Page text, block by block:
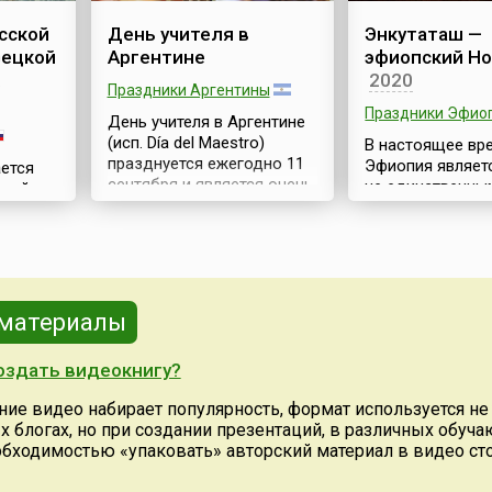
№
1791
День учителя в
Аргентине
Праздники Аргентины
День учителя в Аргентине
(исп. Día del Maestro)
празднуется ежегодно 11
сентября и является очень
важным событием для
образовательных
учреждениях — выходной.
только выражением чувств
он памятен аргентинцам
как годовщина смерти
бывшего президента
Энкутаташ —
эфиопский
2020
Праздники
В настоящее
Эфиопия
не
государством в
эфиопского
означает «День
подношения
видеокнигу?
видео набирает популярность, формат используется
блогах, но при создании презентаций, в различных
«упаковать» авторский материал в видео